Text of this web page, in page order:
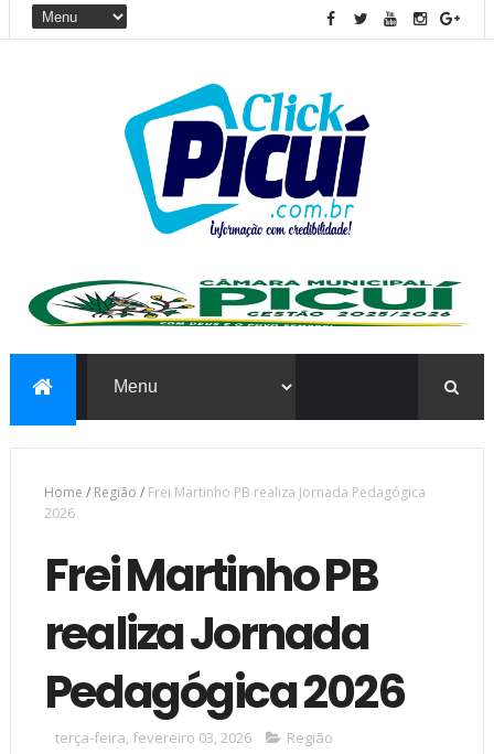
Home / Região / Frei Martinho PB realiza Jornada Pedagógica
2026
Frei Martinho PB
realiza Jornada
Pedagógica 2026
terça-feira, fevereiro 03, 2026 Região